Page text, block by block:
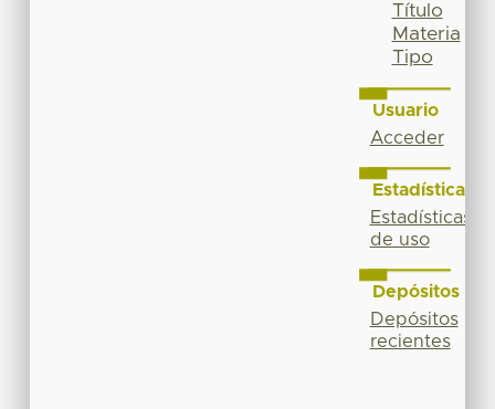
Título
Materia
Tipo
Usuario
Acceder
Estadísticas
Estadísticas
de uso
Depósitos
Depósitos
recientes